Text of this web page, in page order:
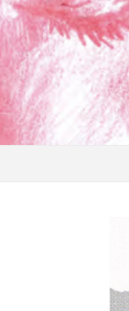
Skip to content